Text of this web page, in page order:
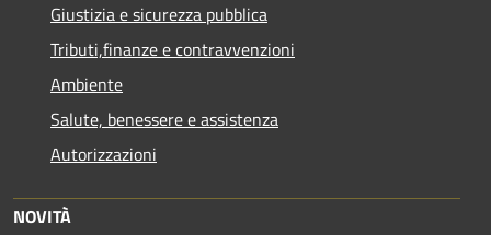
Giustizia e sicurezza pubblica
Tributi,finanze e contravvenzioni
Ambiente
Salute, benessere e assistenza
Autorizzazioni
NOVITÀ